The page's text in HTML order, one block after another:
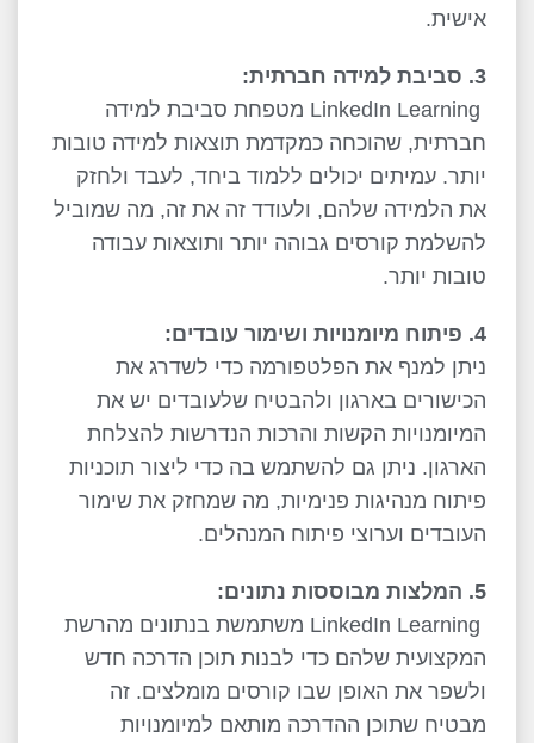
אישית.
3. סביבת למידה חברתית:
LinkedIn Learning מטפחת סביבת למידה
חברתית, שהוכחה כמקדמת תוצאות למידה טובות
יותר. עמיתים יכולים ללמוד ביחד, לעבד ולחזק
את הלמידה שלהם, ולעודד זה את זה, מה שמוביל
להשלמת קורסים גבוהה יותר ותוצאות עבודה
טובות יותר.
4. פיתוח מיומנויות ושימור עובדים:
ניתן למנף את הפלטפורמה כדי לשדרג את
הכישורים בארגון ולהבטיח שלעובדים יש את
המיומנויות הקשות והרכות הנדרשות להצלחת
הארגון. ניתן גם להשתמש בה כדי ליצור תוכניות
פיתוח מנהיגות פנימיות, מה שמחזק את שימור
העובדים וערוצי פיתוח המנהלים.
5. המלצות מבוססות נתונים:
LinkedIn Learning משתמשת בנתונים מהרשת
המקצועית שלהם כדי לבנות תוכן הדרכה חדש
ולשפר את האופן שבו קורסים מומלצים. זה
מבטיח שתוכן ההדרכה מותאם למיומנויות